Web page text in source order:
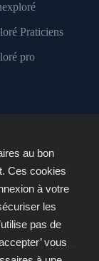
Praticiens
pro
2007 - 2026 -
au bon
Ces cookies
à votre
les
pas de
vous